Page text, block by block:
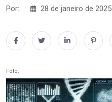
Por: 28 de janeiro de 2025
Foto: